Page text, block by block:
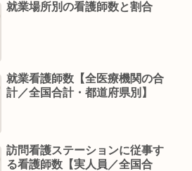
就業場所別の看護師数と割合
就業看護師数【全医療機関の合
計／全国合計・都道府県別】
訪問看護ステーションに従事す
る看護師数【実人員／全国合